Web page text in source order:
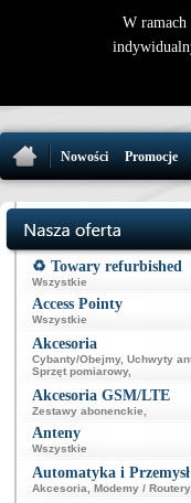
Nowości Promocje
♻️ Towary refurbished
Wszystkie
Access Pointy
Wszystkie
Akcesoria
Cybanty/Obejmy, Uchwyty
Sprzęt pomiarowy,
Akcesoria GSM/LTE
Zestawy abonenckie
Anteny
Wszystkie
Automatyka i Przemysł
Akcesoria Modemy / Routery,
W ramach